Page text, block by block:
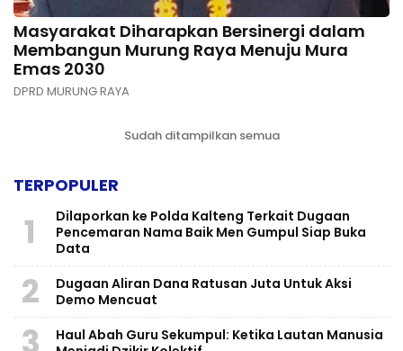
Masyarakat Diharapkan Bersinergi dalam
Membangun Murung Raya Menuju Mura
Emas 2030
DPRD MURUNG RAYA
Sudah ditampilkan semua
TERPOPULER
1
Dilaporkan ke Polda Kalteng Terkait Dugaan
Pencemaran Nama Baik Men Gumpul Siap Buka
Data
2
Dugaan Aliran Dana Ratusan Juta Untuk Aksi
Demo Mencuat
Haul Abah Guru Sekumpul: Ketika Lautan Manusia